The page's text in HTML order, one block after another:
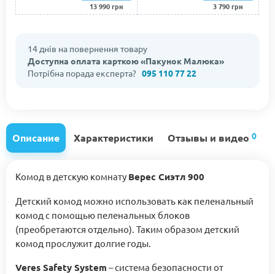
13 990 грн
3 790 грн
14 днів на повернення товару
Доступна оплата карткою «Пакунок Малюка»
Потрібна порада експерта? 095 110 77 22
Описание Характеристики Отзывы и видео 0
Комод в детскую комнату Верес Сиэтл 900
Детский комод можно использовать как пеленальный
комод с помощью пеленальных блоков
(преобретаются отдельно). Таким образом детский
комод прослужит долгие годы.
Veres Safety System – система безопасности от